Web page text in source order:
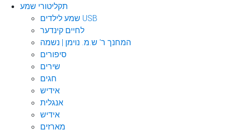
תקליטורי שמע
שמע לילדים USB
לחיים קינדער
המחנך ר' ש.מ. נוימן | נשמה
סיפורים
שירים
חגים
אידיש
אנגלית
אידיש
מארזים